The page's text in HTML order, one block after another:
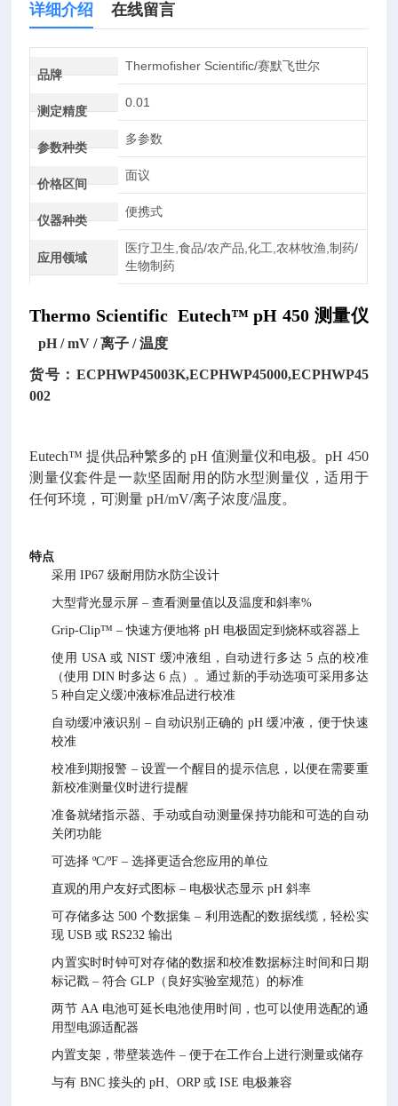
详细介绍 在线留言
品牌
Thermofisher Scientific/赛默飞世尔
测定精度
0.01
参数种类
多参数
价格区间
面议
仪器种类
便携式
应用领域
医疗卫生,食品/农产品,化工,农林牧渔,制药/
生物制药
Thermo Scientific Eutech™ pH 450 测量仪
pH / mV / 离子 / 温度
货号：ECPHWP45003K,ECPHWP45000,ECPHWP45
002
Eutech™ 提供品种繁多的 pH 值测量仪和电极。pH 450
测量仪套件是一款坚固耐用的防水型测量仪，适用于
任何环境，可测量 pH/mV/离子浓度/温度。
特点
采用 IP67 级耐用防水防尘设计
大型背光显示屏 – 查看测量值以及温度和斜率%
Grip-Clip™ – 快速方便地将 pH 电极固定到烧杯或容器上
使用 USA 或 NIST 缓冲液组，自动进行多达 5 点的校准
（使用 DIN 时多达 6 点）。通过新的手动选项可采用多达
5 种自定义缓冲液标准品进行校准
自动缓冲液识别 – 自动识别正确的 pH 缓冲液，便于快速
校准
校准到期报警 – 设置一个醒目的提示信息，以便在需要重
新校准测量仪时进行提醒
准备就绪指示器、手动或自动测量保持功能和可选的自动
关闭功能
可选择 ºC/ºF – 选择更适合您应用的单位
直观的用户友好式图标 – 电极状态显示 pH 斜率
可存储多达 500 个数据集 – 利用选配的数据线缆，轻松实
现 USB 或 RS232 输出
内置实时时钟可对存储的数据和校准数据标注时间和日期
标记戳 – 符合 GLP（良好实验室规范）的标准
两节 AA 电池可延长电池使用时间，也可以使用选配的通
用型电源适配器
内置支架，带壁装选件 – 便于在工作台上进行测量或储存
与有 BNC 接头的 pH、ORP 或 ISE 电极兼容